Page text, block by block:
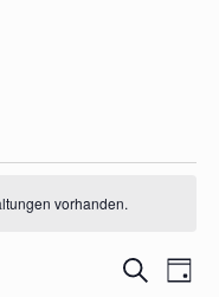
vorhanden.
SucheTag